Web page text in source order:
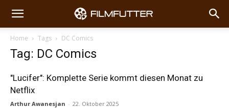
Home Tags DC Comics
Tag: DC Comics
"Lucifer": Komplette Serie kommt diesen Monat zu
Netflix
Arthur Awanesjan - 22. Oktober 2025